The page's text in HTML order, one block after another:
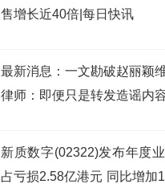
售增长近40倍|每日快讯
最新消息：一文勘破赵丽颖
律师：即便只是转发造谣内
新质数字(02322)发布年度
占亏损2.58亿港元 同比增加